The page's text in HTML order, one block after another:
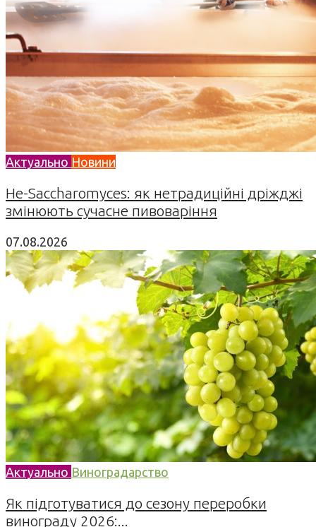
Актуально Новини
Не-Saccharomyces: як нетрадиційні дріжджі
змінюють сучасне пивоваріння
07.08.2026
Актуально Виноградарство
Як підготуватися до сезону переробки
винограду 2026:...